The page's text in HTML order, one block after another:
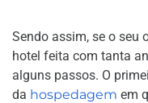
Sendo assim, se o seu
hotel feita com tanta
alguns passos. O
da hospedagem em